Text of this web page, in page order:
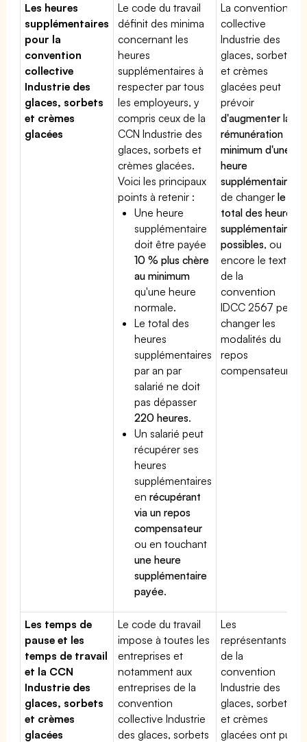
Les heures
supplémentaires
pour la
convention
collective
Industrie des
glaces, sorbets
et crèmes
glacées
Le code du travail
définit des minima
concernant les
heures
supplémentaires à
respecter par tous
les employeurs, y
compris ceux de la
CCN Industrie des
glaces, sorbets et
crèmes glacées.
Voici les principaux
points à retenir :
Une heure
supplémentaire
doit être payée
10 % plus chère
au minimum
qu'une heure
normale.
Le total des
heures
supplémentaires
par an par
salarié ne doit
pas dépasser
220 heures.
Un salarié peut
récupérer ses
heures
supplémentaires
enrécupérant
via un repos
compensateur
ou en touchant
une heure
supplémentaire
payée.
La convention
collective
Industrie des
glaces, sorbets
et crèmes
glacées peut
prévoir
d'augmenter la
rémunération
minimum d'une
heure
supplémentaire
de changerle
total des heures
supplémentaires
possibles, ou
encore le texte
de la
convention
IDCC 2567 peut
changer les
modalités du
repos
compensateur.
Les temps de
pause et les
temps de travail
et la CCN
Industrie des
glaces, sorbets
et crèmes
glacées
Le code du travail
impose à toutes les
entreprises et
notamment aux
entreprises de la
convention
collective Industrie
des glaces, sorbets
Les
représentants
de la
convention
Industrie des
glaces, sorbets
et crèmes
glacées ont pu